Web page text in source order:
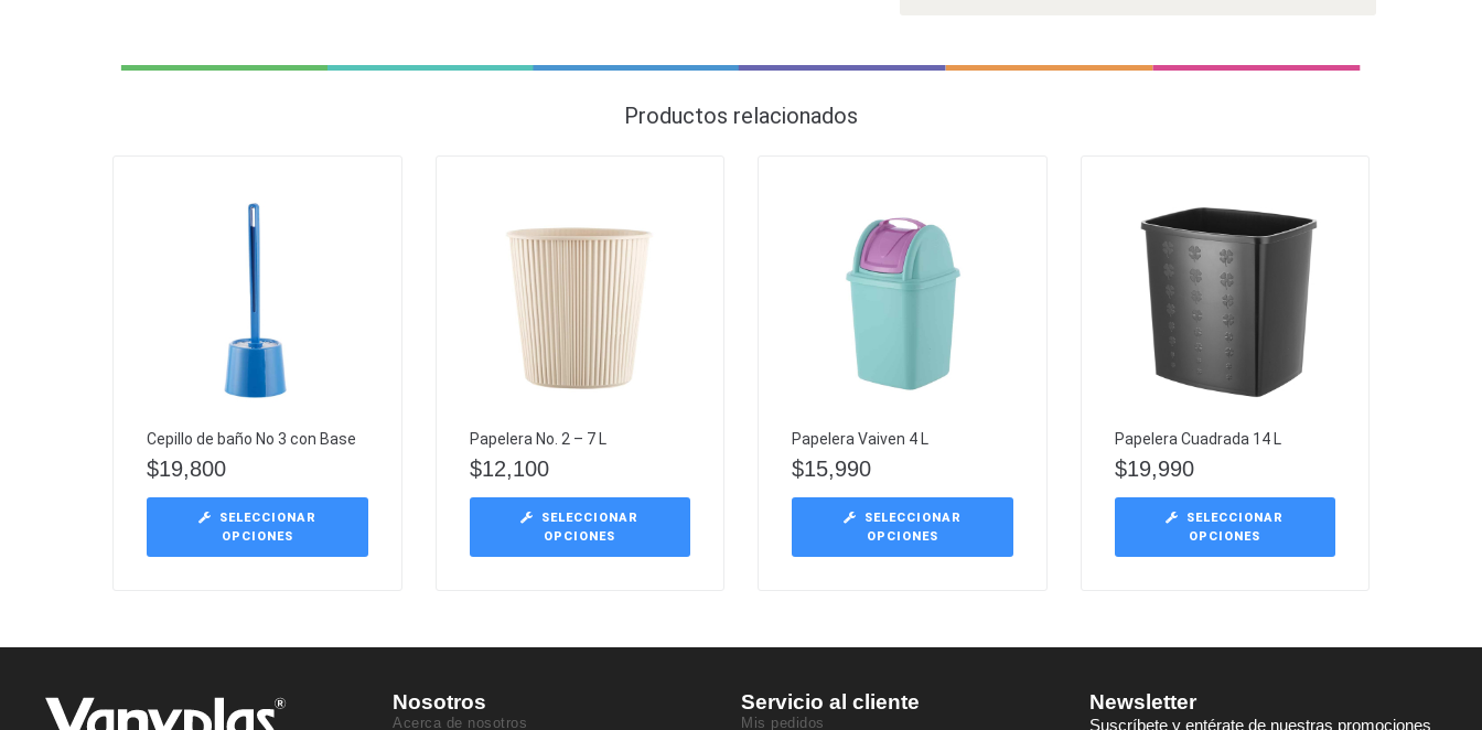
Productos relacionados
Cepillo de baño No 3 con Base
$19,800
SELECCIONAR
OPCIONES
Papelera No. 2 – 7 L
$12,100
SELECCIONAR
OPCIONES
Papelera Vaiven 4 L
$15,990
SELECCIONAR
OPCIONES
Papelera Cuadrada 14 L
$19,990
SELECCIONAR
OPCIONES
Nosotros
Acerca de nosotros
Servicio al cliente
Mis pedidos
Newsletter
Suscríbete y entérate de nuestras promociones